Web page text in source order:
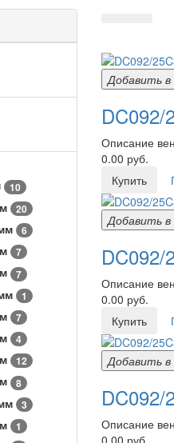
10
20
6
7
7
1
7
4
12
8
3
1
Добавить в
DC092/
Описание
0.00 руб.
Купить
Добавить в
DC092/
Описание
0.00 руб.
Купить
Добавить в
DC092/
Описание
0.00 руб.